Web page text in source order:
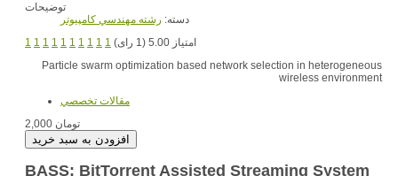
توضیحات
دسته: رشته مهندسي کامپيوتر
1 1 1 1 1 1 1 1 1 1
امتیاز 5.00 (1 رای)
Particle swarm optimization based network selection in heterogeneous
wireless environment
مقالات تخصصي
2,000 تومان
BASS: BitTorrent Assisted Streaming System